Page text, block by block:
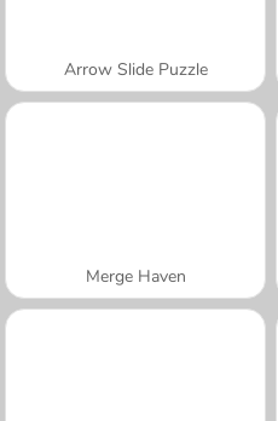
Arrow Slide Puzzle
Merge Haven